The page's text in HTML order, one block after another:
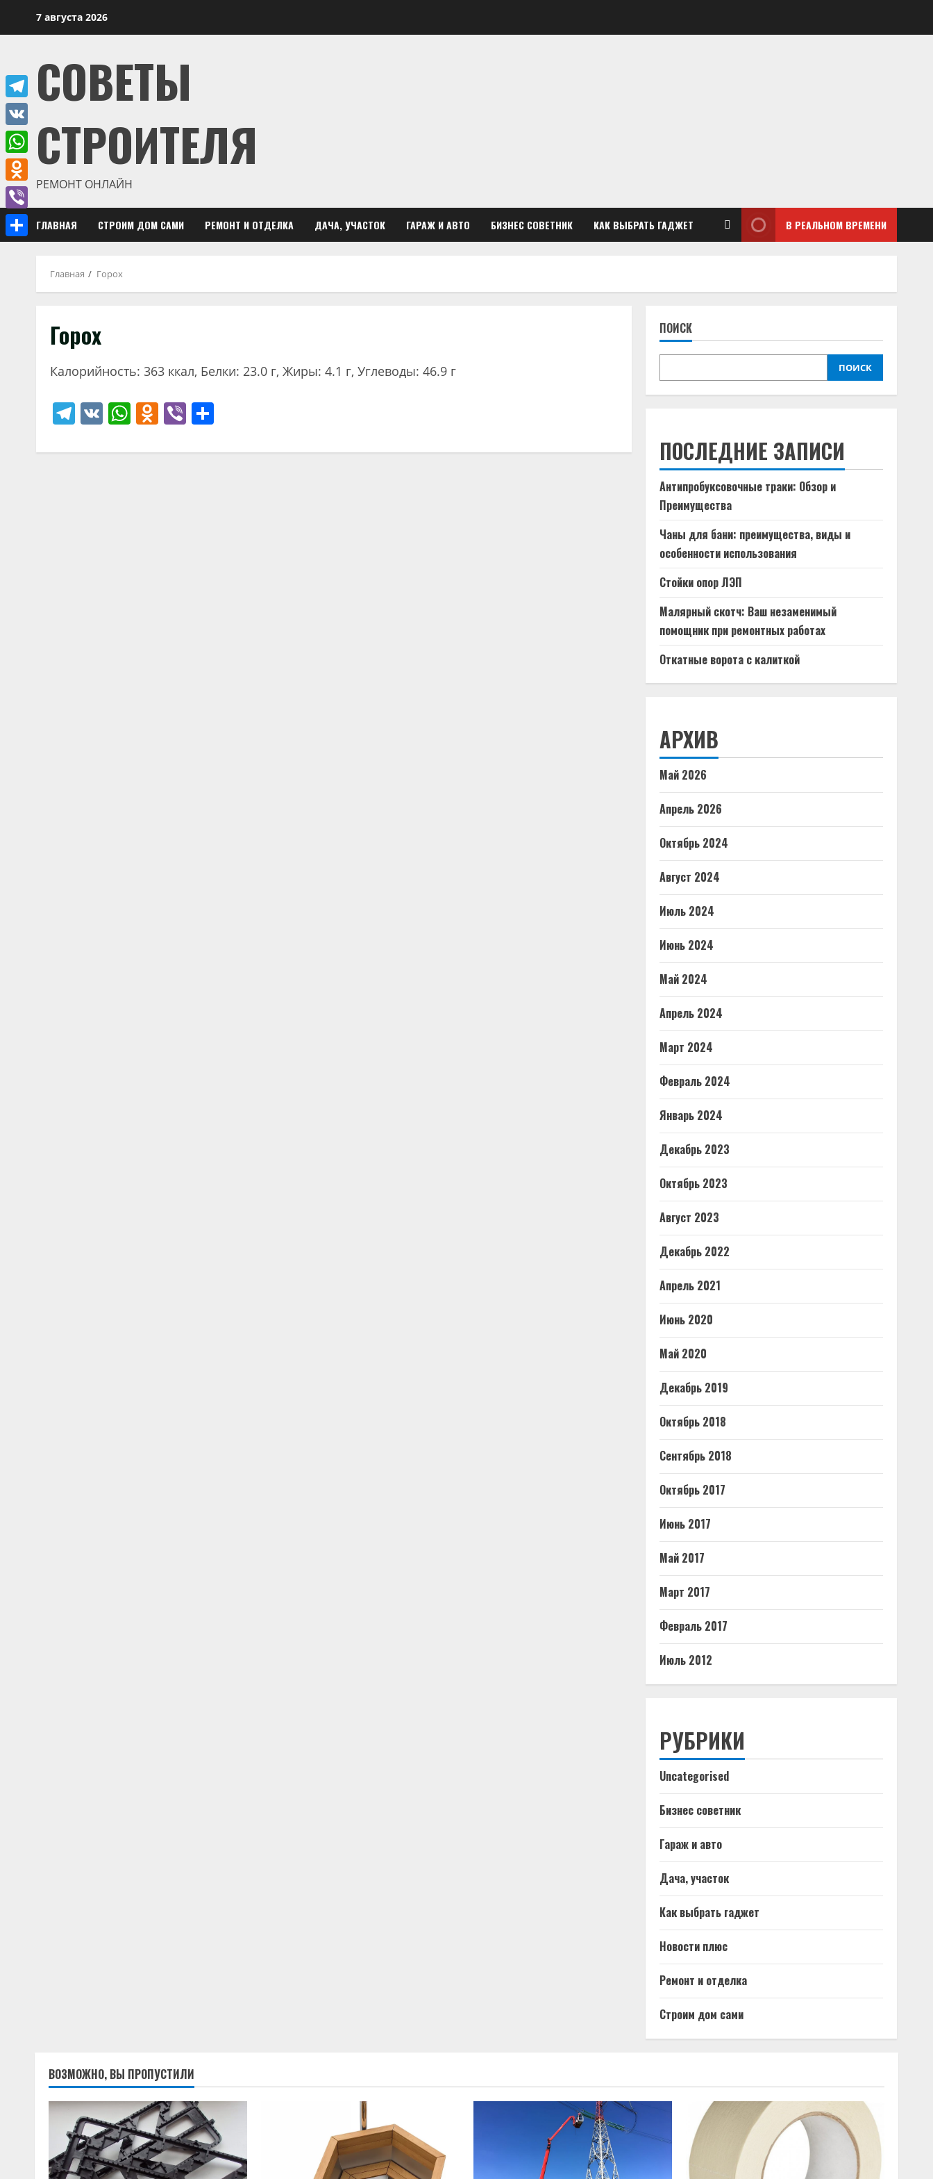
7 августа 2026
СОВЕТЫ
СТРОИТЕЛЯ
РЕМОНТ ОНЛАЙН
ГЛАВНАЯ СТРОИМ ДОМ САМИ РЕМОНТ И ОТДЕЛКА ДАЧА, УЧАСТОК ГАРАЖ И АВТО БИЗНЕС СОВЕТНИК КАК ВЫБРАТЬ ГАДЖЕТ В РЕАЛЬНОМ ВРЕМЕНИ
Главная Горох
Горох
Калорийность: 363 ккал, Белки: 23.0 г, Жиры: 4.1 г, Углеводы: 46.9 г
Telegram
VK WhatsApp
Odnoklassniki
Viber
ПОИСК
ПОИСК
ПОСЛЕДНИЕ ЗАПИСИ
Антипробуксовочные траки: Обзор и
Преимущества
Чаны для бани: преимущества, виды и
особенности использования
Стойки опор ЛЭП
Малярный скотч: Ваш незаменимый
помощник при ремонтных работах
Откатные ворота с калиткой
АРХИВ
Май 2026
Апрель 2026
Октябрь 2024
Август 2024
Июль 2024
Июнь 2024
Май 2024
Апрель 2024
Март 2024
Февраль 2024
Январь 2024
Декабрь 2023
Октябрь 2023
Август 2023
Декабрь 2022
Апрель 2021
Июнь 2020
Май 2020
Декабрь 2019
Октябрь 2018
Сентябрь 2018
Октябрь 2017
Июнь 2017
Май 2017
Март 2017
Февраль 2017
Июль 2012
РУБРИКИ
Uncategorised
Бизнес советник
Гараж и авто
Дача, участок
Как выбрать гаджет
Новости плюс
Ремонт и отделка
Строим дом сами
ВОЗМОЖНО, ВЫ ПРОПУСТИЛИ
Telegram
VK
WhatsApp
Odnoklassniki
Viber